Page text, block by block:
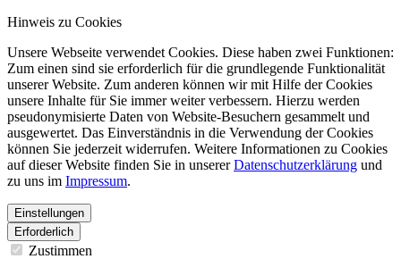
Hinweis zu Cookies
Unsere Webseite verwendet Cookies. Diese haben zwei Funktionen:
Zum einen sind sie erforderlich für die grundlegende Funktionalität
unserer Website. Zum anderen können wir mit Hilfe der Cookies
unsere Inhalte für Sie immer weiter verbessern. Hierzu werden
pseudonymisierte Daten von Website-Besuchern gesammelt und
ausgewertet. Das Einverständnis in die Verwendung der Cookies
können Sie jederzeit widerrufen. Weitere Informationen zu Cookies
auf dieser Website finden Sie in unsererDatenschutzerklärung und
zu uns im Impressum.
Einstellungen
Erforderlich
Zustimmen